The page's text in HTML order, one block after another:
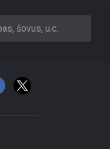
šovus, u.c.